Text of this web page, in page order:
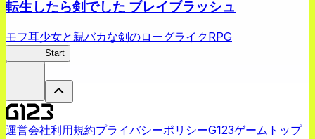
転生したら剣でした ブレイブラッシュ
モフ耳少女と親バカな剣のローグライクRPG
Start
運営会社利用規約プライバシーポリシーG123ゲームトップ